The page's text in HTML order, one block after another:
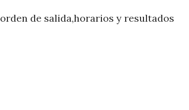
orden de salida,horarios y resultados